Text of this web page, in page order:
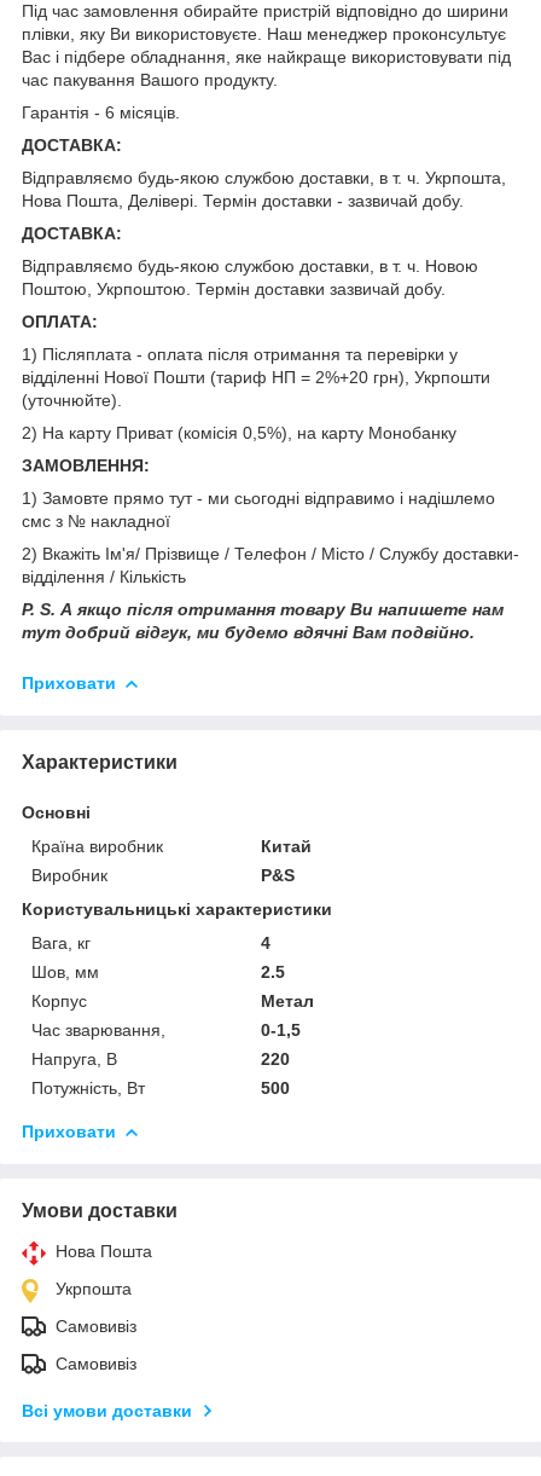
Під час замовлення обирайте пристрій відповідно до ширини
плівки, яку Ви використовуєте. Наш менеджер проконсультує
Вас і підбере обладнання, яке найкраще використовувати під
час пакування Вашого продукту.
Гарантія - 6 місяців.
ДОСТАВКА:
Відправляємо будь-якою службою доставки, в т. ч. Укрпошта,
Нова Пошта, Делівері. Термін доставки - зазвичай добу.
ДОСТАВКА:
Відправляємо будь-якою службою доставки, в т. ч. Новою
Поштою, Укрпоштою. Термін доставки зазвичай добу.
ОПЛАТА:
1) Післяплата - оплата після отримання та перевірки у
відділенні Нової Пошти (тариф НП = 2%+20 грн), Укрпошти
(уточнюйте).
2) На карту Приват (комісія 0,5%), на карту Монобанку
ЗАМОВЛЕННЯ:
1) Замовте прямо тут - ми сьогодні відправимо і надішлемо
смс з № накладної
2) Вкажіть Ім'я/ Прізвище / Телефон / Місто / Службу доставки-
відділення / Кількість
P. S. А якщо після отримання товару Ви напишете нам
тут добрий відгук, ми будемо вдячні Вам подвійно.
Приховати
Характеристики
Основні
Країна виробник
Китай
Виробник
P&S
Користувальницькі характеристики
Вага, кг
4
Шов, мм
2.5
Корпус
Метал
Час зварювання,
0-1,5
Напруга, В
220
Потужність, Вт
500
Приховати
Умови доставки
Нова Пошта
Укрпошта
Самовивіз
Самовивіз
Всі умови доставки